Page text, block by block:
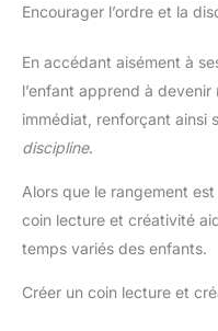
Encourager l’ordre et la
En accédant aisément à
l’enfant apprend à
immédiat, renforçant ainsi
discipline.
Alors que le rangement
coin lecture et créativité
temps variés des enfants.
Créer un coin lecture et